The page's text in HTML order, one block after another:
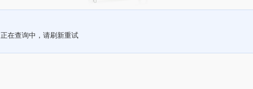
正在查询中，请刷新重试